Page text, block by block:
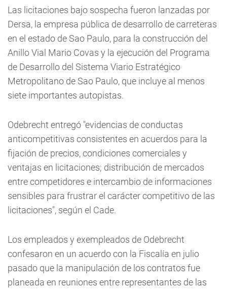
Las licitaciones bajo sospecha fueron lanzadas por
Dersa, la empresa pública de desarrollo de carreteras
en el estado de Sao Paulo, para la construcción del
Anillo Vial Mario Covas y la ejecución del Programa
de Desarrollo del Sistema Viario Estratégico
Metropolitano de Sao Paulo, que incluye al menos
siete importantes autopistas.
Odebrecht entregó "evidencias de conductas
anticompetitivas consistentes en acuerdos para la
fijación de precios, condiciones comerciales y
ventajas en licitaciones; distribución de mercados
entre competidores e intercambio de informaciones
sensibles para frustrar el carácter competitivo de las
licitaciones", según el Cade.
Los empleados y exempleados de Odebrecht
confesaron en un acuerdo con la Fiscalía en julio
pasado que la manipulación de los contratos fue
planeada en reuniones entre representantes de las